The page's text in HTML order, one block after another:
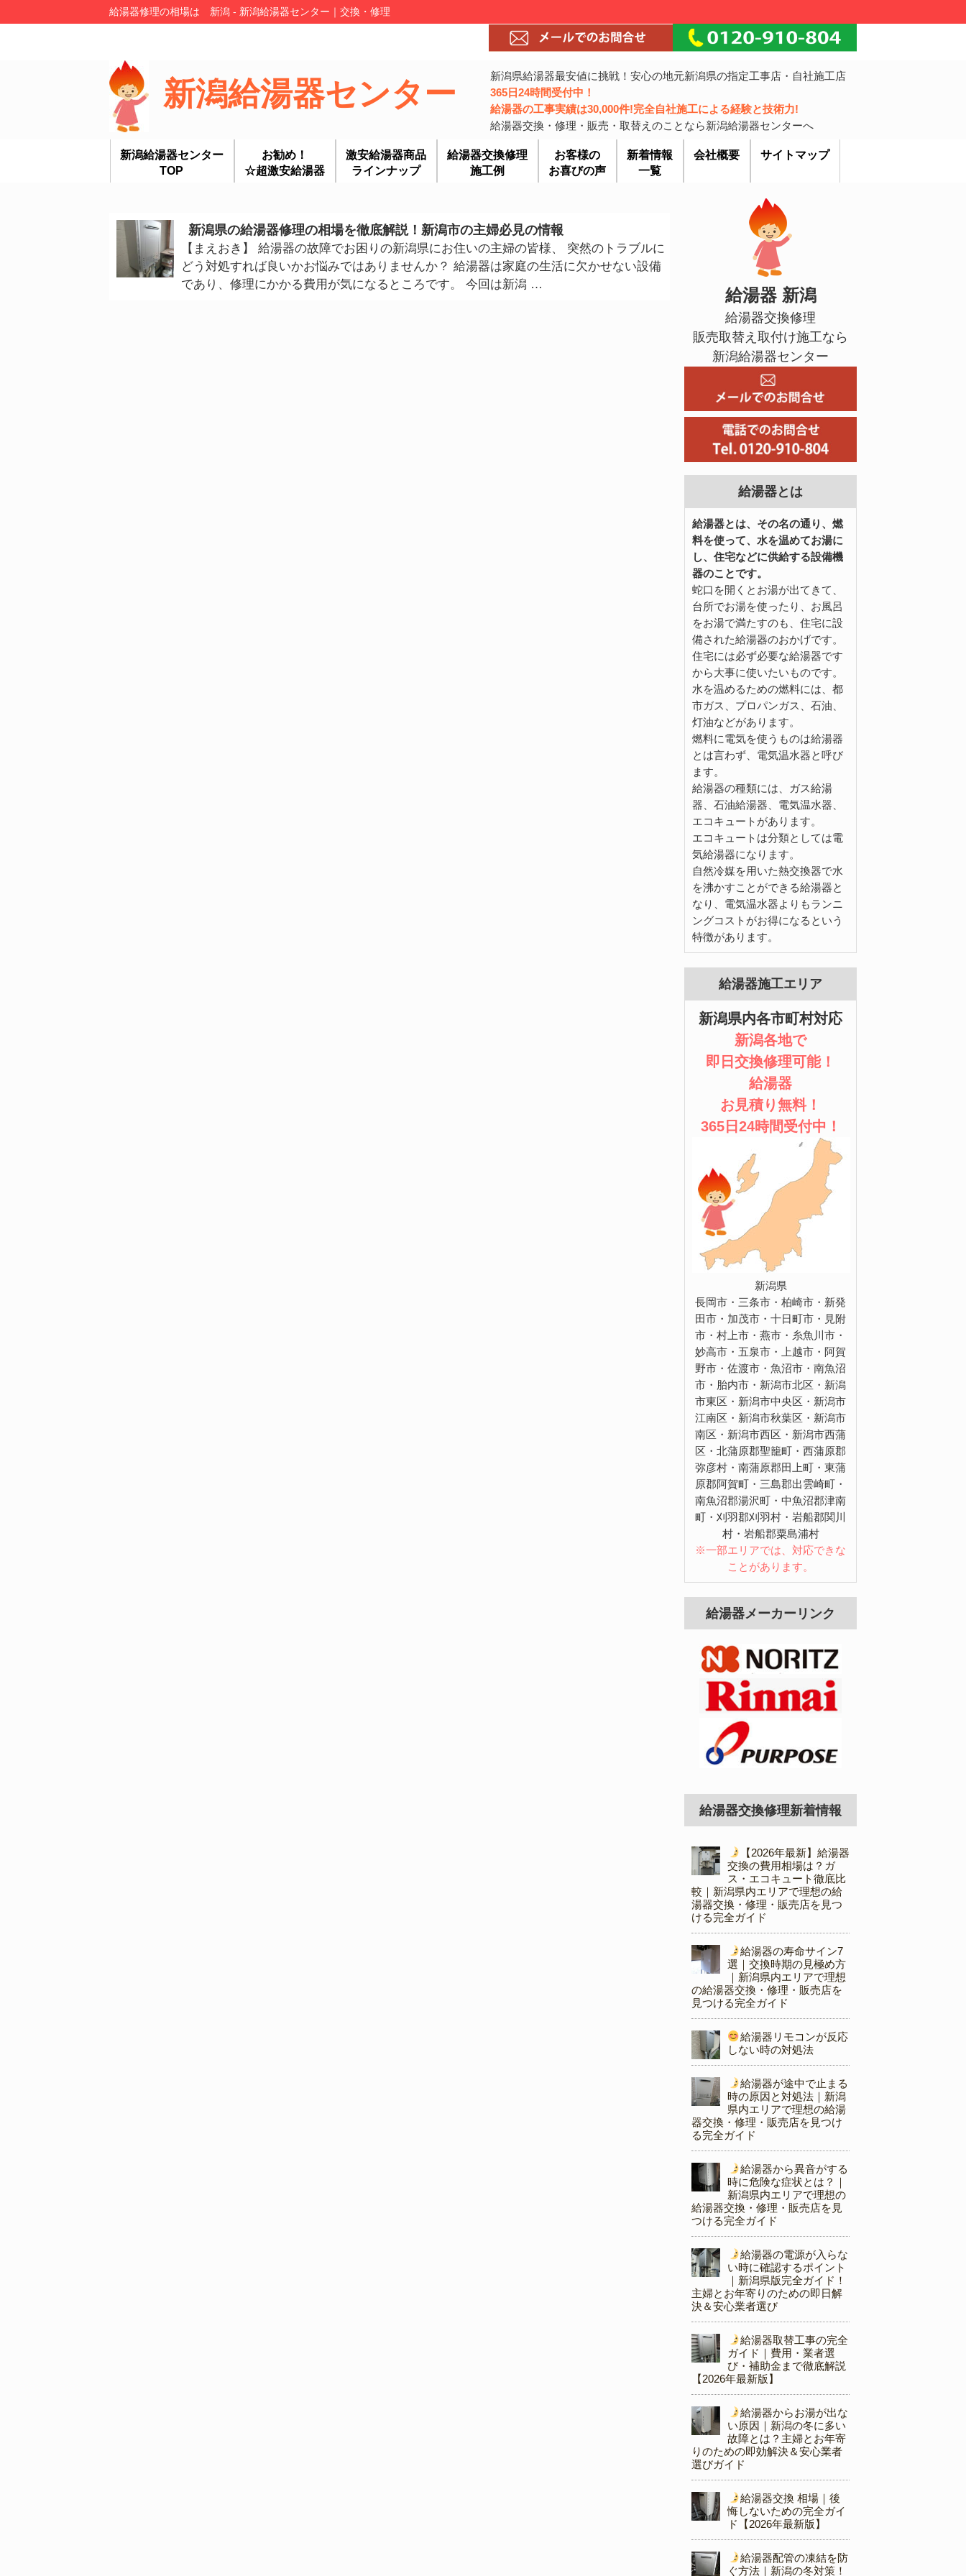
給湯器修理の相場は 新潟 - 新潟給湯器センター｜交換・修理
新潟給湯器センター
新潟県給湯器最安値に挑戦！安心の地元新潟県の指定工事店・自社施工店
365日24時間受付中！
給湯器の工事実績は30,000件!完全自社施工による経験と技術力!
給湯器交換・修理・販売・取替えのことなら新潟給湯器センターへ
新潟給湯器センター
TOP
お勧め！
☆超激安給湯器
激安給湯器商品
ラインナップ
給湯器交換修理
施工例
お客様の
お喜びの声
新着情報
一覧
会社概要 サイトマップ
新潟県の給湯器修理の相場を徹底解説！新潟市の主婦必見の情報
【まえおき】 給湯器の故障でお困りの新潟県にお住いの主婦の皆様、 突然のトラブルに
どう対処すれば良いかお悩みではありませんか？ 給湯器は家庭の生活に欠かせない設備
であり、修理にかかる費用が気になるところです。 今回は新潟 …
給湯器 新潟
給湯器交換修理
販売取替え取付け施工なら
新潟給湯器センター
給湯器とは
給湯器とは、その名の通り、燃
料を使って、水を温めてお湯に
し、住宅などに供給する設備機
器のことです。
蛇口を開くとお湯が出てきて、
台所でお湯を使ったり、お風呂
をお湯で満たすのも、住宅に設
備された給湯器のおかげです。
住宅には必ず必要な給湯器です
から大事に使いたいものです。
水を温めるための燃料には、都
市ガス、プロパンガス、石油、
灯油などがあります。
燃料に電気を使うものは給湯器
とは言わず、電気温水器と呼び
ます。
給湯器の種類には、ガス給湯
器、石油給湯器、電気温水器、
エコキュートがあります。
エコキュートは分類としては電
気給湯器になります。
自然冷媒を用いた熱交換器で水
を沸かすことができる給湯器と
なり、電気温水器よりもランニ
ングコストがお得になるという
特徴があります。
給湯器施工エリア
新潟県内各市町村対応
新潟各地で
即日交換修理可能！
給湯器
お見積り無料！
365日24時間受付中！
新潟県
長岡市・三条市・柏崎市・新発
田市・加茂市・十日町市・見附
市・村上市・燕市・糸魚川市・
妙高市・五泉市・上越市・阿賀
野市・佐渡市・魚沼市・南魚沼
市・胎内市・新潟市北区・新潟
市東区・新潟市中央区・新潟市
江南区・新潟市秋葉区・新潟市
南区・新潟市西区・新潟市西蒲
区・北蒲原郡聖籠町・西蒲原郡
弥彦村・南蒲原郡田上町・東蒲
原郡阿賀町・三島郡出雲崎町・
南魚沼郡湯沢町・中魚沼郡津南
町・刈羽郡刈羽村・岩船郡関川
村・岩船郡粟島浦村
※一部エリアでは、対応できな
ことがあります。
給湯器メーカーリンク
給湯器交換修理新着情報
【2026年最新】給湯器
交換の費用相場は？ガ
ス・エコキュート徹底比
較｜新潟県内エリアで理想の給
湯器交換・修理・販売店を見つ
ける完全ガイド
給湯器の寿命サイン7
選｜交換時期の見極め方
｜新潟県内エリアで理想
の給湯器交換・修理・販売店を
見つける完全ガイド
給湯器リモコンが反応
しない時の対処法
給湯器が途中で止まる
時の原因と対処法｜新潟
県内エリアで理想の給湯
器交換・修理・販売店を見つけ
る完全ガイド
給湯器から異音がする
時に危険な症状とは？｜
新潟県内エリアで理想の
給湯器交換・修理・販売店を見
つける完全ガイド
給湯器の電源が入らな
い時に確認するポイント
｜新潟県版完全ガイド！
主婦とお年寄りのための即日解
決＆安心業者選び
給湯器取替工事の完全
ガイド｜費用・業者選
び・補助金まで徹底解説
【2026年最新版】
給湯器からお湯が出な
い原因｜新潟の冬に多い
故障とは？主婦とお年寄
りのための即効解決＆安心業者
選びガイド
給湯器交換 相場｜後
悔しないための完全ガイ
ド【2026年最新版】
給湯器配管の凍結を防
ぐ方法｜新潟の冬対策！